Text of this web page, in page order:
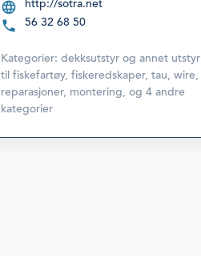
http://sotra.net
56 32 68 50
Kategorier: dekksutstyr og annet utstyr
til fiskefartøy, fiskeredskaper, tau, wire,
reparasjoner, montering, og 4 andre
kategorier